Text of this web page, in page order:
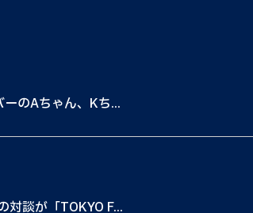
ーのAちゃん、Kち...
対談が「TOKYO F...